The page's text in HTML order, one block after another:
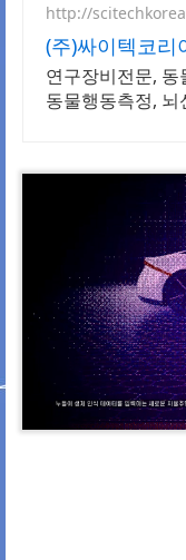
http://
(주)싸이텍코리
연구장비전문,
동물행동측정, 뇌